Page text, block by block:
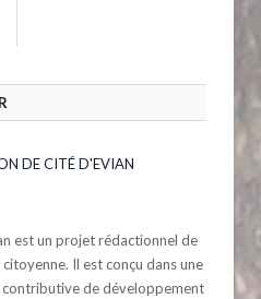
DE CITÉ D'EVIAN
est un projet rédactionnel de
Il est conçu dans une
contributive de développement